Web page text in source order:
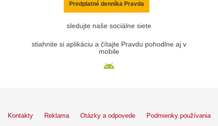
Predplatné denníka Pravda
sledujte naše sociálne siete
stiahnite si aplikáciu a čítajte Pravdu pohodlne aj v
mobile
Kontakty Reklama Otázky a odpovede Podmienky používania